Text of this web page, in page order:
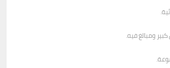
ومبالغ فيه.